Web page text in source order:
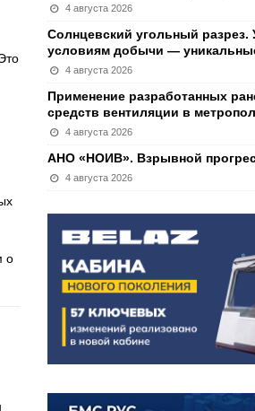
о
4 августа 2026
Солнцевский угольный разрез.
условиям добычи —
4 августа 2026
Применение разработанных
средств вентиляции в
4 августа 2026
АНО «НОИВ». Взрывной
4 августа 2026